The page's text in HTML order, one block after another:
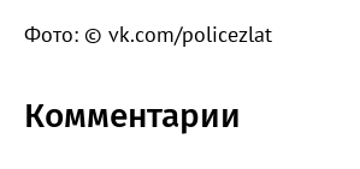
Фото: © vk.com/policezlat
Комментарии